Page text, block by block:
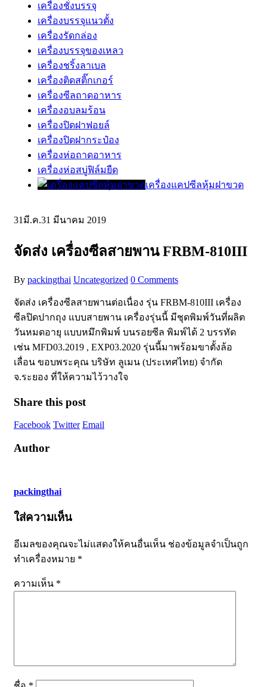
เครื่องชั่งบรรจุ
เครื่องบรรจุแนวตั้ง
เครื่องรัดกล่อง
เครื่องบรรจุของเหลว
เครื่องชริ้งลาเบล
เครื่องติดสติ๊กเกอร์
เครื่องซีลถาดอาหาร
เครื่องอบลมร้อน
เครื่องปิดฝาฟอยล์
เครื่องปิดฝากระป๋อง
เครื่องห่อถาดอาหาร
เครื่องห่อสบู่ฟิล์มยืด
เครื่องแคปซีลหุ้มฝาขวด
31 มี.ค.31 มีนาคม 2019
จัดส่ง เครื่องซีลสายพาน FRBM-810III
By packingthai Uncategorized 0 Comments
จัดส่ง เครื่องซีลสายพานต่อเนื่อง รุ่น FRBM-810III เครื่อง
ซีลปิดปากถุง แบบสายพาน เครื่องรุ่นนี้ มีชุดพิมพ์วันที่ผลิต
วันหมดอายุ แบบหมึกพิมพ์ บนรอยซีล พิมพ์ได้ 2 บรรทัด
เช่น MFD03.2019 , EXP03.2020 รุ่นนี้มาพร้อมขาตั้งล้อ
เลื่อน ขอบพระคุณ บริษัท ลูเมน (ประเทศไทย) จำกัด
จ.ระยอง ที่ให้ความไว้วางใจ
Share this post
Facebook Twitter Email
Author
packingthai
ใส่ความเห็น
อีเมลของคุณจะไม่แสดงให้คนอื่นเห็น ช่องข้อมูลจำเป็นถูก
ทำเครื่องหมาย *
ความเห็น *